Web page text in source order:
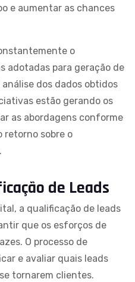
e aumentar as chances
o
adotadas para geração de
dos dados obtidos
estão gerando os
as abordagens conforme
retorno sobre o
de Leads
a qualificação de leads
que os esforços de
O processo de
e avaliar quais leads
tornarem clientes.